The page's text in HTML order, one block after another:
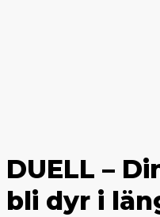
DUELL –
bli dyr i